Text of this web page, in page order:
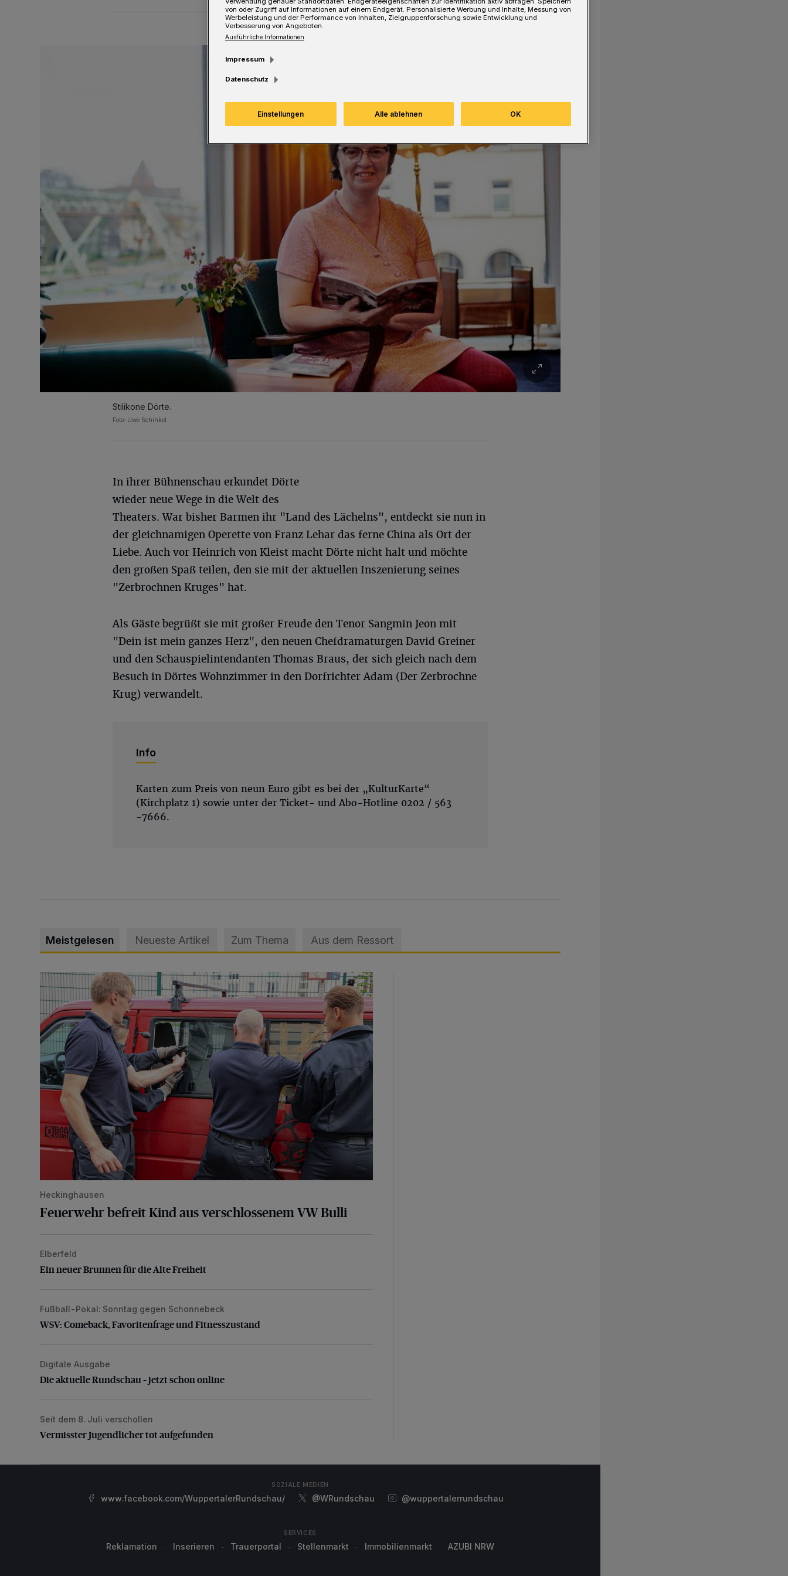
Stilikone Dörte.
Foto: Uwe Schinkel
In ihrer Bühnenschau erkundet Dörte
wieder neue Wege in die Welt des
Theaters. War bisher Barmen ihr "Land des Lächelns", entdeckt sie nun in
der gleichnamigen Operette von Franz Lehar das ferne China als Ort der
Liebe. Auch vor Heinrich von Kleist macht Dörte nicht halt und möchte
den großen Spaß teilen, den sie mit der aktuellen Inszenierung seines
"Zerbrochnen Kruges" hat.
Als Gäste begrüßt sie mit großer Freude den Tenor Sangmin Jeon mit
"Dein ist mein ganzes Herz", den neuen Chefdramaturgen David Greiner
und den Schauspielintendanten Thomas Braus, der sich gleich nach dem
Besuch in Dörtes Wohnzimmer in den Dorfrichter Adam (Der Zerbrochne
Krug) verwandelt.
Info
Karten zum Preis von neun Euro gibt es bei der „KulturKarte“
(Kirchplatz 1) sowie unter der Ticket- und Abo-Hotline 0202 / 563
-7666.
Meistgelesen Neueste Artikel Zum Thema Aus dem Ressort
Feuerwehr befreit Kind aus verschlossenem VW Bulli
Heckinghausen
Feuerwehr befreit Kind aus verschlossenem VW Bulli
Ein neuer Brunnen für die Alte Freiheit
Elberfeld
Ein neuer Brunnen für die Alte Freiheit
WSV: Comeback, Favoritenfrage und Fitnesszustand
Fußball-Pokal: Sonntag gegen Schonnebeck
WSV: Comeback, Favoritenfrage und Fitnesszustand
Die aktuelle Rundschau – jetzt schon online
Digitale Ausgabe
Die aktuelle Rundschau – jetzt schon online
Vermisster Jugendlicher tot aufgefunden
Seit dem 8. Juli verschollen
Vermisster Jugendlicher tot aufgefunden
SOZIALE MEDIEN
www.facebook.com/WuppertalerRundschau/ @WRundschau @wuppertalerrundschau
SERVICES
Reklamation Inserieren Trauerportal Stellenmarkt Immobilienmarkt AZUBI NRW
von oder Zugriff auf Informationen auf einem Endgerät. Personalisierte Werbung und Inhalte, Messung von
Werbeleistung und der Performance von Inhalten, Zielgruppenforschung sowie Entwicklung und
Verbesserung von Angeboten.
Ausführliche Informationen
Impressum
Datenschutz
Einstellungen Alle ablehnen OK